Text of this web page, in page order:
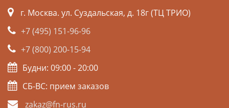
г. Москва. ул. Суздальская, д. 18г (ТЦ ТРИО)
+7 (495) 151-96-96
+7 (800) 200-15-94
Будни: 09:00 - 20:00
СБ-ВС: прием заказов
zakaz@fn-rus.ru